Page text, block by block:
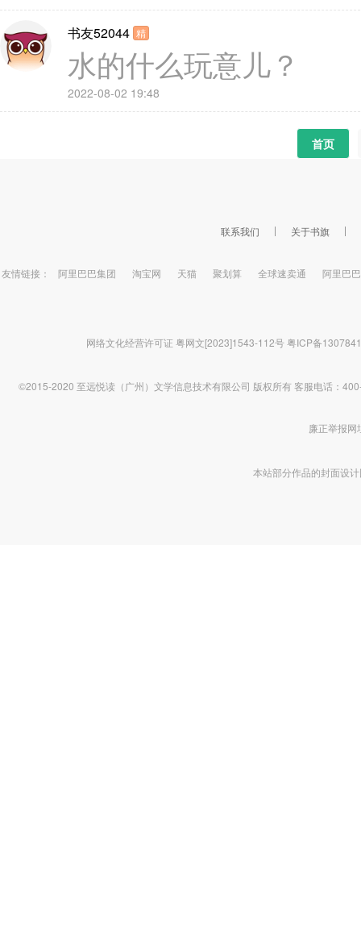
书友52044 精
水的什么玩意儿？
2022-08-02 19:48
首页
联系我们 关于书旗
友情链接： 阿里巴巴集团 淘宝网 天猫 聚划算 全球速卖通 阿里巴
网络文化经营许可证 粤网文[2023]1543-112号粤ICP备
©2015-2020 至远悦读（广州）文学信息技术有限公司 版权所有 客服电话：
廉正举报
本站部分作品的封面设